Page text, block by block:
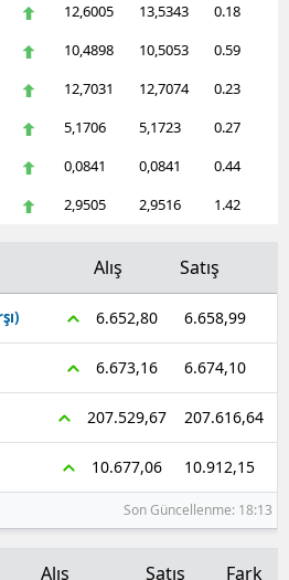
12,6005 13,5343
0.18
10,4898 10,5053
0.59
12,7031 12,7074
0.23
5,1706 5,1723
0.27
0,0841 0,0841
0.44
2,9505 2,9516 1.42
Alış Satış
6.652,80 6.658,99
6.673,16 6.674,10
207.529,67 207.616,64
10.677,06 10.912,15
Son Güncellenme: 18:13
Alış Satış Fark